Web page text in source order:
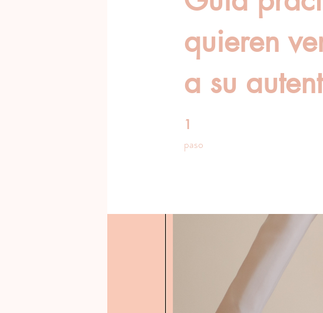
quieren
a su
1
paso
1 paso